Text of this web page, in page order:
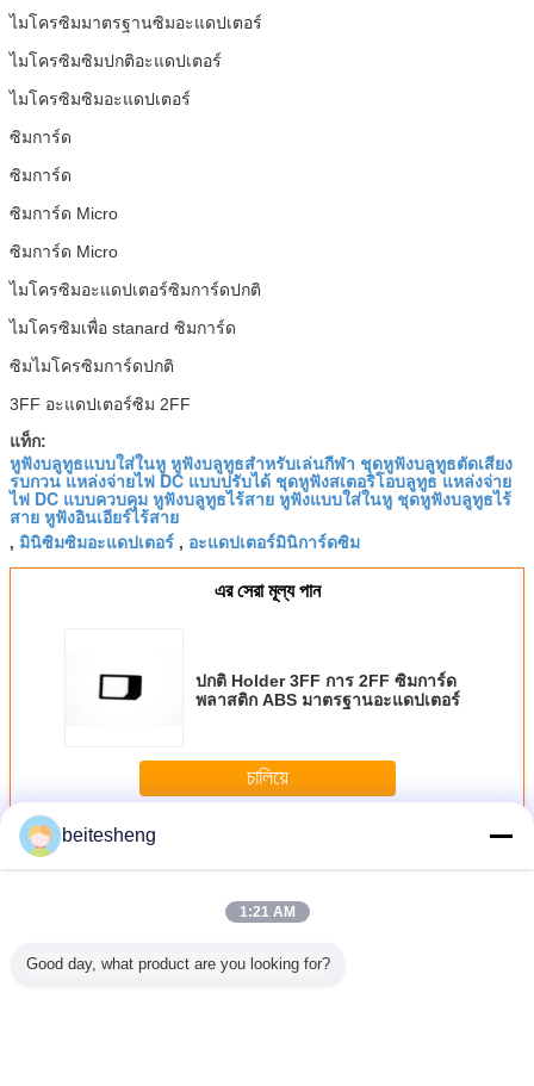
ไมโครซิมมาตรฐานซิมอะแดปเตอร์
ไมโครซิมซิมปกติอะแดปเตอร์
ไมโครซิมซิมอะแดปเตอร์
ซิมการ์ด
ซิมการ์ด
ซิมการ์ด Micro
ซิมการ์ด Micro
ไมโครซิมอะแดปเตอร์ซิมการ์ดปกติ
ไมโครซิมเพื่อ stanard ซิมการ์ด
ซิมไมโครซิมการ์ดปกติ
3FF อะแดปเตอร์ซิม 2FF
แท็ก:
หูฟังบลูทูธแบบใส่ในหู หูฟังบลูทูธสำหรับเล่นกีฬา ชุดหูฟังบลูทูธตัดเสียง
รบกวน แหล่งจ่ายไฟ DC แบบปรับได้ ชุดหูฟังสเตอริโอบลูทูธ แหล่งจ่าย
ไฟ DC แบบควบคุม หูฟังบลูทูธไร้สาย หูฟังแบบใส่ในหู ชุดหูฟังบลูทูธไร้
สาย หูฟังอินเอียร์ไร้สาย
, มินิซิมซิมอะแดปเตอร์ , อะแดปเตอร์มินิการ์ดซิม
এর সেরা মূল্য পান
ปกติ Holder 3FF การ 2FF ซิมการ์ด
พลาสติก ABS มาตรฐานอะแดปเตอร์
চালিয়ে
มากกว่าพาวเวอร์ซัพพลายทหาร
beitesheng
1:21 AM
Good day, what product are you looking for?